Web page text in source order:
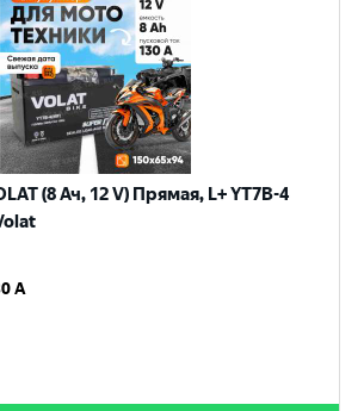
(8 Ач, 12 V) Прямая, L+ YT7B-4
A